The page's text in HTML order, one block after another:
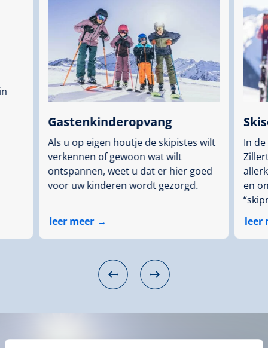
Gastenkinderopvang
Als u op eigen houtje de skipistes wilt
verkennen of gewoon wat wilt
ontspannen, weet u dat er hier goed
voor uw kinderen wordt gezorgd.
leer meer
In
en
leer